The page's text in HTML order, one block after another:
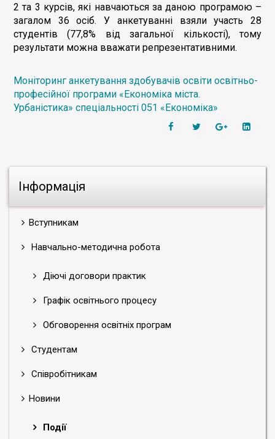
Інформація
Вступникам
Навчально-методична робота
Діючі договори практик
Графік освітнього процесу
Обговорення освітніх програм
Студентам
Співробітникам
Новини
Події
2 та 3 курсів, які навчаються за даною програмою –
загалом 36 осіб. У анкетуванні взяли участь 28
студентів (77,8% від загальної кількості), тому
результати можна вважати репрезентативними.
Моніторинг анкетування здобувачів освіти освітньо-
професійної програми «Економіка міста.
Урбаністика» спеціальності 051 «Економіка»